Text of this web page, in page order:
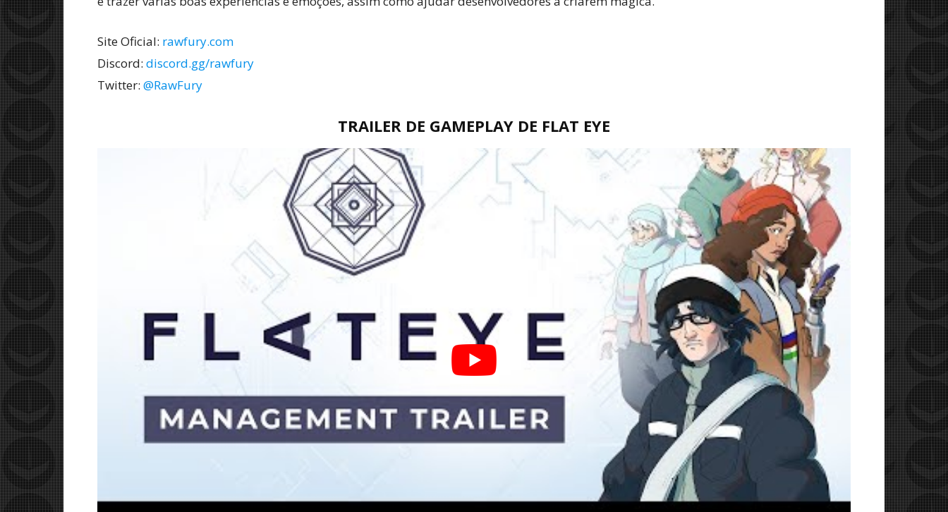
Site Oficial: rawfury.com
Discord: discord.gg/rawfury
Twitter: @RawFury
TRAILER DE GAMEPLAY DE FLAT EYE